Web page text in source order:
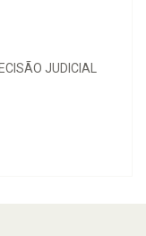
JUDICIAL